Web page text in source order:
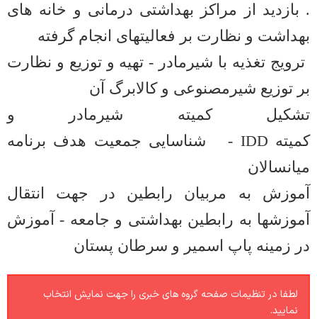
. بازدید از مراکز بهداشتی درمانی و خانه های
بهداشت و نظارت بر فعالیتهای انجام گرفته
ترویج تغذیه با شیرمادر - تهیه و توزیع و نظارت
بر توزیع شیرمصنوعی و کالابرگ آن
تشکیل کمیته شیرمادر و
کمیته
-
شناسایی جمعیت هدف برنامه
میانسالان
آموزش به مربیان رابطین در جهت انتقال
آموزشها به رابطین بهداشتی و جامعه - آموزش
در زمینه پاپ اسمیر و سرطان پستان
لطفا در تنظیمات صفحه گروه های خبری را جهت نمایش انتخاب
نمایید.